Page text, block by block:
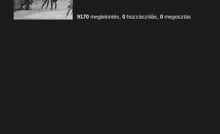
9170 megtekintés ,0 hozzászólás ,0 megosztás